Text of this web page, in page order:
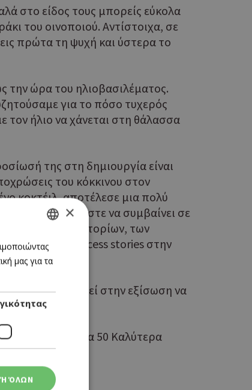
στο είδος τους μπορείς εύκολα
του οινοποιού. Αντίστοιχα, σε
πρώτα τη ψυχή και ύστερα το
την ώρα του ηλιοβασιλέματος.
για το πόσο τυχερός
τον ήλιο να χάνεται στη θάλασσα
της στη δημιουργία είναι
του κόκκινου στον
κοκτέιλ, αποτέλεσε μια πολύ
πρέπει άλλωστε να συμβαίνει σε
μπαρ, των εστιατορίων, των
success stories στην
Αρκεί στην εξίσωση να
2025», με τα 50 Καλύτερα
GREEK
ENGLISH
×
μας για τα
ΌΛΩΝ